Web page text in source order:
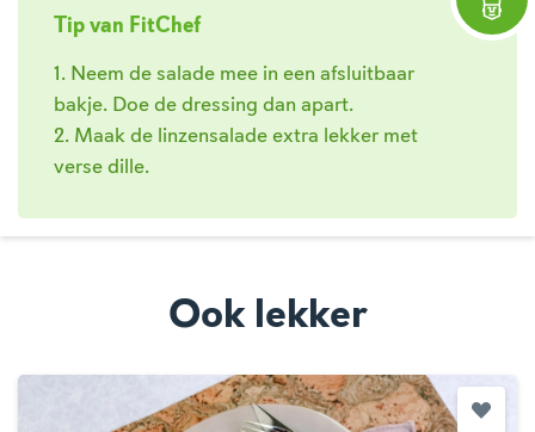
Tip van FitChef
1. Neem de salade mee in een afsluitbaar
bakje. Doe de dressing dan apart.
2. Maak de linzensalade extra lekker met
verse dille.
Ook lekker